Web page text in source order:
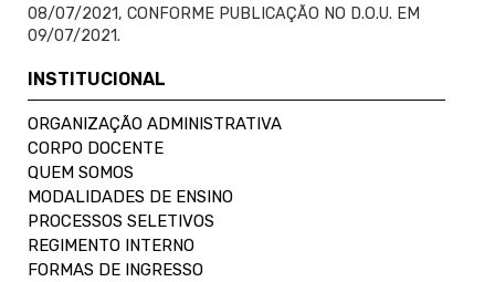
08/07/2021, CONFORME PUBLICAÇÃO NO D.O.U. EM
09/07/2021.
INSTITUCIONAL
ORGANIZAÇÃO ADMINISTRATIVA
CORPO DOCENTE
QUEM SOMOS
MODALIDADES DE ENSINO
PROCESSOS SELETIVOS
REGIMENTO INTERNO
FORMAS DE INGRESSO